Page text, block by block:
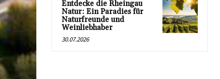
Entdecke die Rheingau
Natur: Ein Paradies für
Naturfreunde und
Weinliebhaber
30.07.2026